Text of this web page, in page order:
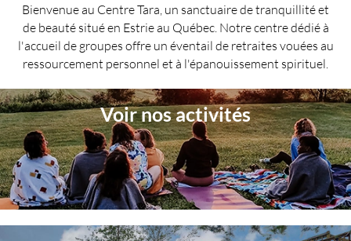
Bienvenue au Centre Tara, un sanctuaire de tranquillité et
de beauté situé en Estrie au Québec. Notre centre dédié à
l'accueil de groupes offre un éventail de retraites vouées au
ressourcement personnel et à l'épanouissement spirituel.
Voir nos activités